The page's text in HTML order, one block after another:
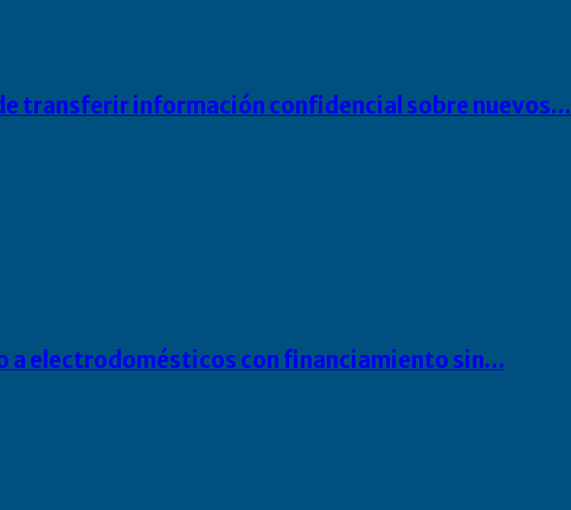
transferir información confidencial sobre nuevos…
a electrodomésticos con financiamiento sin…